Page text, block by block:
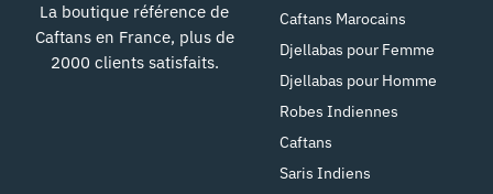
La boutique référence de
Caftans en France, plus de
2000 clients satisfaits.
Caftans Marocains
Djellabas pour Femme
Djellabas pour Homme
Robes Indiennes
Caftans
Saris Indiens